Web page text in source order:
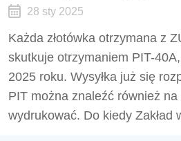
28 sty 2025
Każda złotówka otrzymana z
skutkuje otrzymaniem PIT-
2025 roku. Wysyłka już się
PIT można znaleźć również
wydrukować. Do kiedy Zakład